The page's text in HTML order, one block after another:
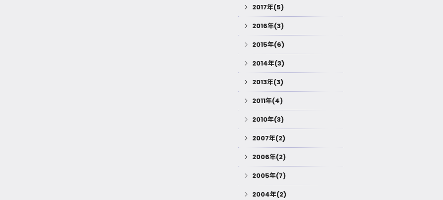
2017年(5)
2016年(3)
2015年(6)
2014年(3)
2013年(3)
2011年(4)
2010年(3)
2007年(2)
2006年(2)
2005年(7)
2004年(2)